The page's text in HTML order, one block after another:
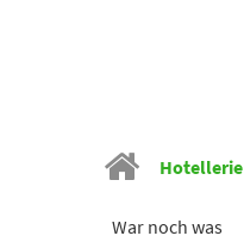
Hotellerie
War noch was